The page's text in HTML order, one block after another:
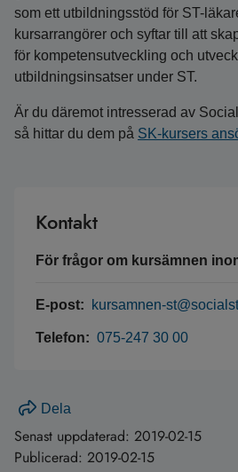
som ett utbildningsstöd för ST-
kursarrangörer och syftar till att
för kompetensutveckling och
utbildningsinsatser under ST.
Är du däremot intresserad av
så hittar du dem på SK-kursers
Kontakt
För frågor om kursämnen
E-post: kursamnen-
Telefon: 075-247 30 00
Dela
Senast uppdaterad: 2019-02-15
Publicerad: 2019-02-15